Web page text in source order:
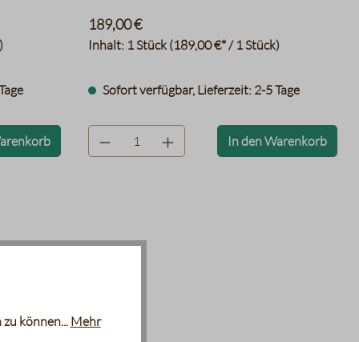
Inhalt: 1 Stück(189,00 €* / 1 Stück)
189,00 €
Sofort verfügbar, Lieferzeit: 2-5 Tage
product.quantityLabel In den Warenkorb
können... Mehr